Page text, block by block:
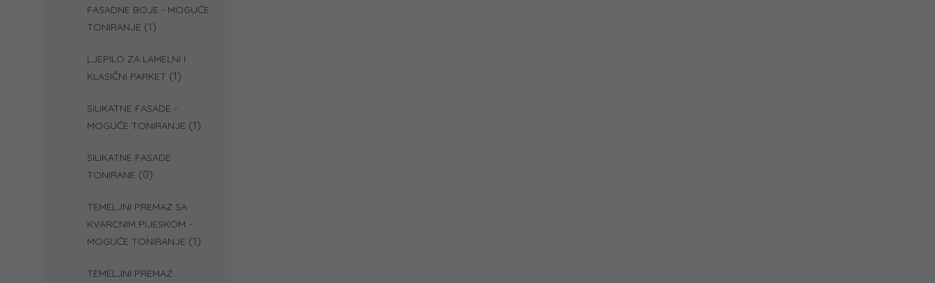
FASADNE BOJE - MOGUĆE
TONIRANJE (1)
LJEPILO ZA LAMELNI I
KLASIČNI PARKET (1)
SILIKATNE FASADE -
MOGUĆE TONIRANJE (1)
SILIKATNE FASADE
TONIRANE (0)
TEMELJNI PREMAZ SA
KVARCNIM PIJESKOM -
MOGUĆE TONIRANJE (1)
TEMELJNI PREMAZ